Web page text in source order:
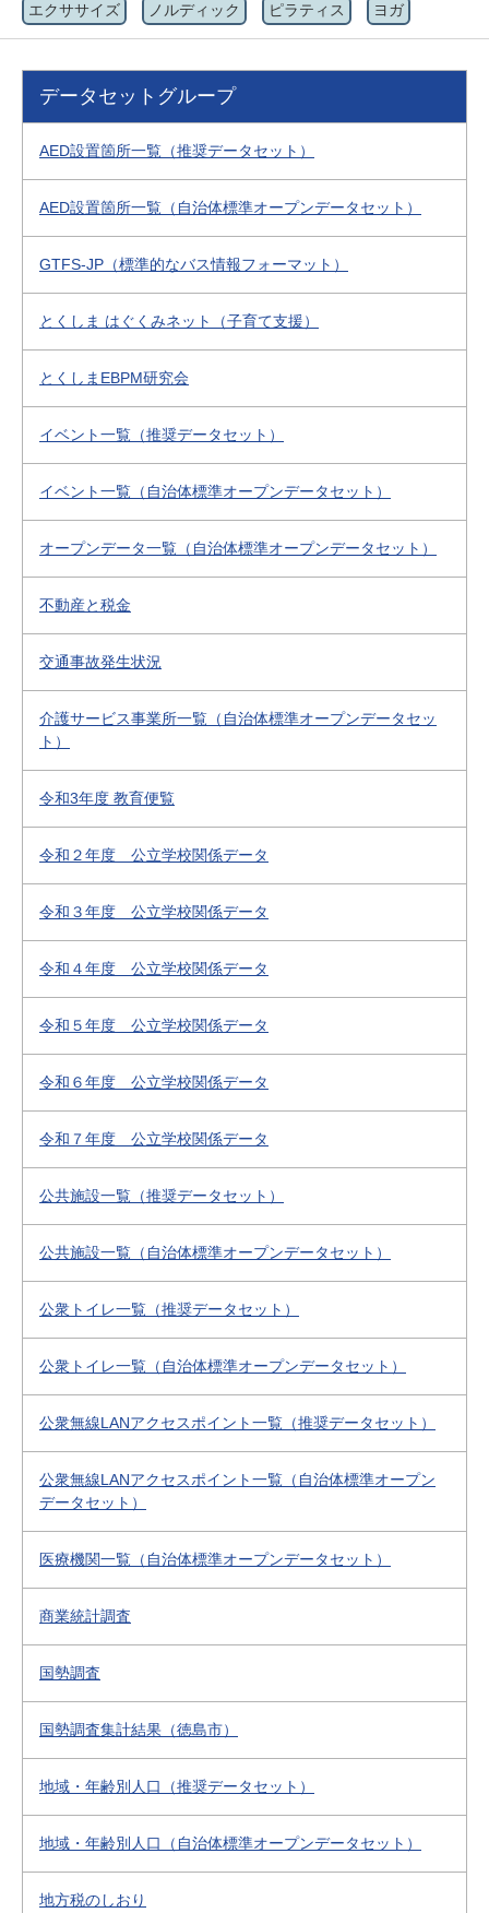
エクササイズ ノルディック ピラティス ヨガ
データセットグループ
AED設置箇所一覧（推奨データセット）
AED設置箇所一覧（自治体標準オープンデータセット）
GTFS-JP（標準的なバス情報フォーマット）
とくしま はぐくみネット（子育て支援）
とくしまEBPM研究会
イベント一覧（推奨データセット）
イベント一覧（自治体標準オープンデータセット）
オープンデータ一覧（自治体標準オープンデータセット）
不動産と税金
交通事故発生状況
介護サービス事業所一覧（自治体標準オープンデータセッ
ト）
令和3年度 教育便覧
令和２年度 公立学校関係データ
令和３年度 公立学校関係データ
令和４年度 公立学校関係データ
令和５年度 公立学校関係データ
令和６年度 公立学校関係データ
令和７年度 公立学校関係データ
公共施設一覧（推奨データセット）
公共施設一覧（自治体標準オープンデータセット）
公衆トイレ一覧（推奨データセット）
公衆トイレ一覧（自治体標準オープンデータセット）
公衆無線LANアクセスポイント一覧（推奨データセット）
公衆無線LANアクセスポイント一覧（自治体標準オープン
データセット）
医療機関一覧（自治体標準オープンデータセット）
商業統計調査
国勢調査
国勢調査集計結果（徳島市）
地域・年齢別人口（推奨データセット）
地域・年齢別人口（自治体標準オープンデータセット）
地方税のしおり